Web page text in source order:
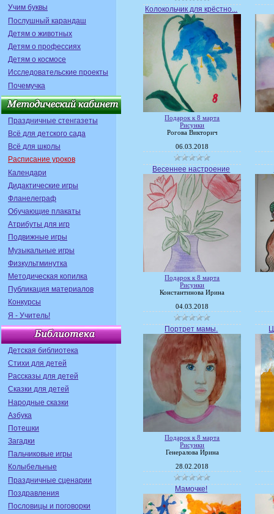
Учим буквы
Послушный карандаш
Детям о животных
Детям о профессиях
Детям о космосе
Исследовательские проекты
Почемучка
Праздничные стенгазеты
Всё для детского сада
Всё для школы
Расписание уроков
Календари
Дидактические игры
Фланелеграф
Обучающие плакаты
Атрибуты для игр
Подвижные игры
Музыкальные игры
Физкультминутка
Методическая копилка
Публикация материалов
Конкурсы
Я - Учитель!
Детская библиотека
Стихи для детей
Рассказы для детей
Сказки для детей
Народные сказки
Азбука
Потешки
Загадки
Пальчиковые игры
Колыбельные
Праздничные сценарии
Поздравления
Пословицы и поговорки
Колокольчик для крёстно...
Подарок к 8 марта
Рисунки
Рогова Викторич
06.03.2018
Весеннее настроение
Подарок к 8 марта
Рисунки
Константинова Ирина
04.03.2018
Портрет мамы.
Подарок к 8 марта
Рисунки
Генералова Ирина
28.02.2018
Мамочке!